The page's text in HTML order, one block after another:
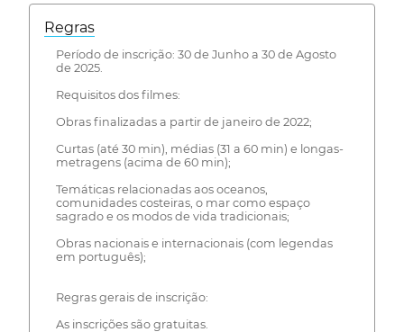
Regras
Período de inscrição: 30 de Junho a 30 de Agosto
de 2025.
Requisitos dos filmes:
Obras finalizadas a partir de janeiro de 2022;
Curtas (até 30 min), médias (31 a 60 min) e longas-
metragens (acima de 60 min);
Temáticas relacionadas aos oceanos,
comunidades costeiras, o mar como espaço
sagrado e os modos de vida tradicionais;
Obras nacionais e internacionais (com legendas
em português);
Regras gerais de inscrição:
As inscrições são gratuitas.